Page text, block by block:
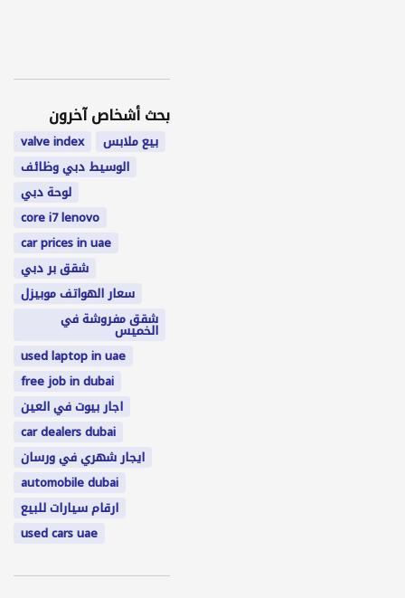
بحث أشخاص آخرون
valve index
بيع ملابس
الوسيط دبي وظائف
لوحة دبي
core i7 lenovo
car prices in uae
شقق بر دبي
سعار الهواتف موبيزل
شقق مفروشة في
الخميس
used laptop in uae
free job in dubai
اجار بيوت في العين
car dealers dubai
ايجار شهري في ورسان
automobile dubai
ارقام سيارات للبيع
used cars uae